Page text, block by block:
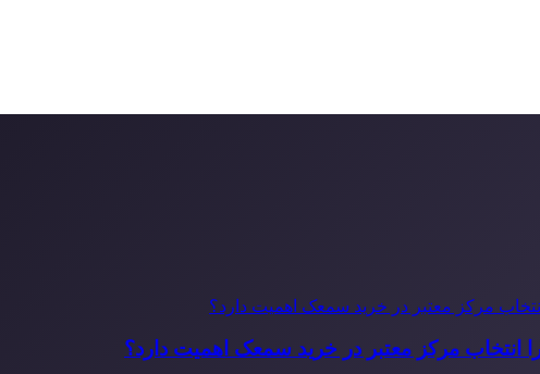
انتخاب مرکز معتبر در خرید سمعک اهمیت دارد؟